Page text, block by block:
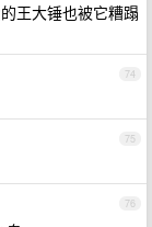
王大锤也被它糟蹋
74
75
76